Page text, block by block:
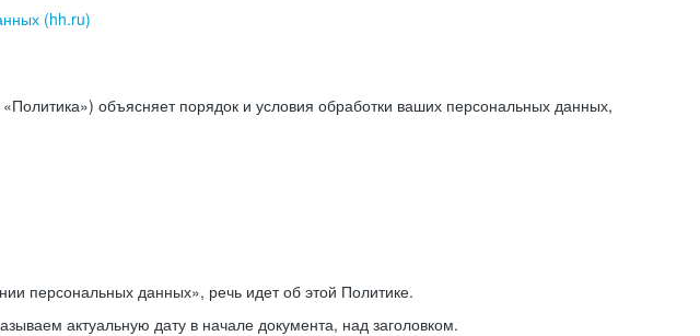
(hh.ru)
объясняет порядок и условия обработки ваших персональных данных,
персональных данных», речь идет об этой Политике.
актуальную дату в начале документа, над заголовком.